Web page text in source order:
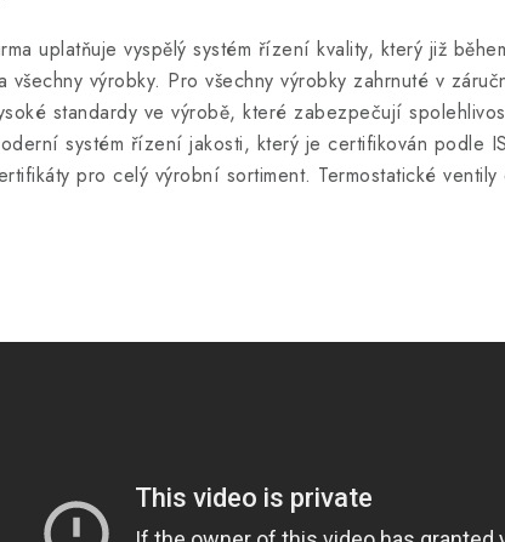
uplatňuje vyspělý systém řízení kvality, který již
všechny výrobky. Pro všechny výrobky zahrnuté v
standardy ve výrobě, které zabezpečují
systém řízení jakosti, který je certifikován podle
pro celý výrobní sortiment. Termostatické